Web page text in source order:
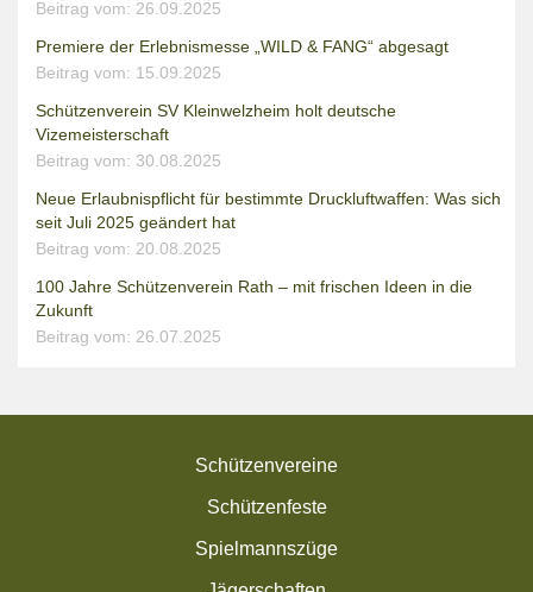
Beitrag vom: 26.09.2025
Premiere der Erlebnismesse „WILD & FANG“ abgesagt
Beitrag vom: 15.09.2025
Schützenverein SV Kleinwelzheim holt deutsche
Vizemeisterschaft
Beitrag vom: 30.08.2025
Neue Erlaubnispflicht für bestimmte Druckluftwaffen: Was sich
seit Juli 2025 geändert hat
Beitrag vom: 20.08.2025
100 Jahre Schützenverein Rath – mit frischen Ideen in die
Zukunft
Beitrag vom: 26.07.2025
Schützenvereine
Schützenfeste
Spielmannszüge